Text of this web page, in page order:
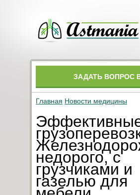
ЗАДАТЬ ВОПРОС
Главная Новости медицины
недорого, с
грузчиками и
газелью для